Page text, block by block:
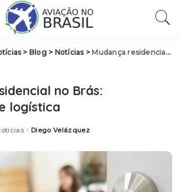
> Blog> Notícias> Mudança residencial no Brás: mobilidade e logística
no Brás:
logística
Posted
Diego Velázquez